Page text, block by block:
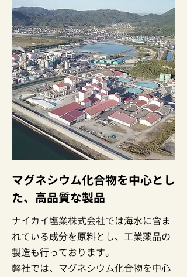
マグネシウム化合物を中心とし
た、高品質な製品
ナイカイ塩業株式会社では海水に含ま
れている成分を原料とし、工業薬品の
製造も行っております。
弊社では、マグネシウム化合物を中心